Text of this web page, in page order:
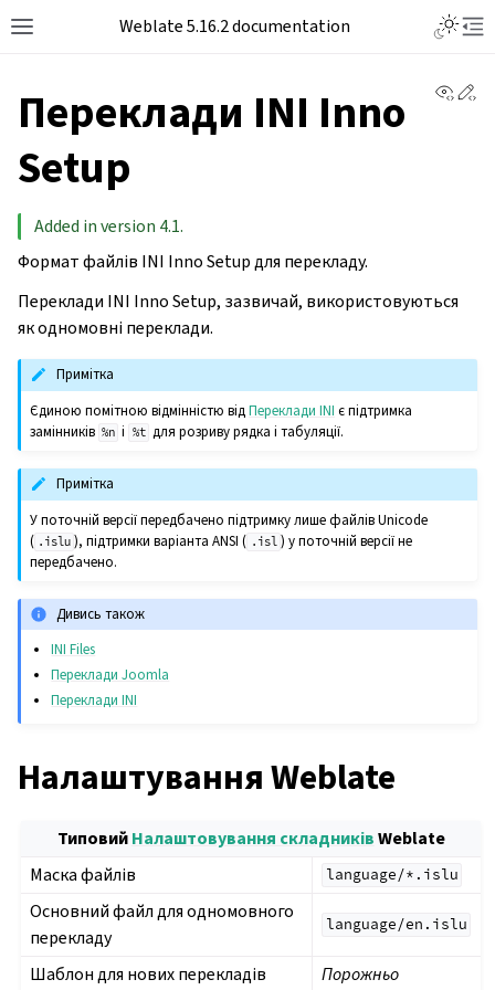
Weblate 5.16.2 documentation
Переклади INI Inno
Setup
Added in version 4.1.
Формат файлів INI Inno Setup для перекладу.
Переклади INI Inno Setup, зазвичай, використовуються
як одномовні переклади.
Примітка
Єдиною помітною відмінністю відПереклади INI є підтримка
замінників %n і %t для розриву рядка і табуляції.
Примітка
У поточній версії передбачено підтримку лише файлів Unicode
( .islu ), підтримки варіанта ANSI ( .isl ) у поточній версії не
передбачено.
Дивись також
INI Files
Переклади Joomla
Переклади INI
Налаштування Weblate
ТиповийНалаштовування складниківWeblate
Маска файлів
language/*.islu
Основний файл для одномовного
перекладу
language/en.islu
Шаблон для нових перекладів Порожньо